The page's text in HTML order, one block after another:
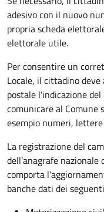
adesivo con il nuovo
propria scheda
elettorale utile.
Per consentire un
Locale, il cittadino
postale l'indicazione
comunicare al
esempio numeri,
La registrazione del
dell’anagrafe nazionale
comporta
banche dati dei